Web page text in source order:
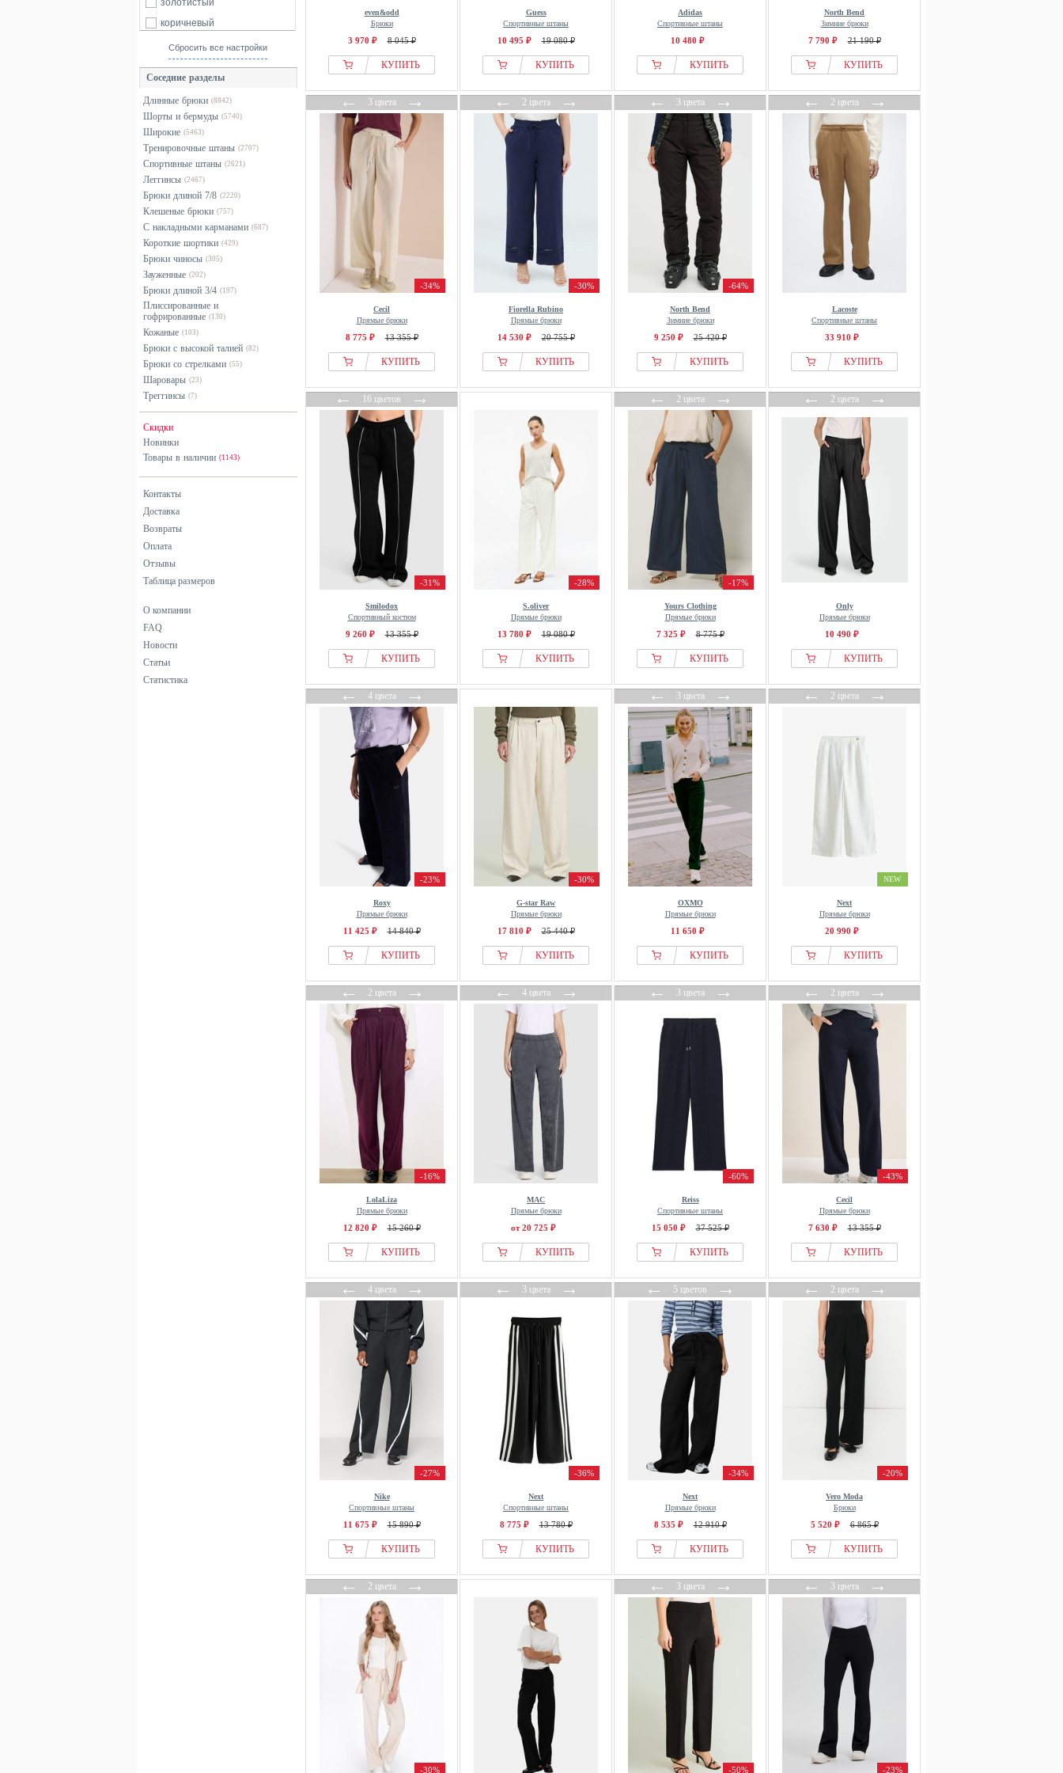
Another Cotton Lab
Antik Batik
Antoine et Lili
Apart
Apricot
ARKK Copenhagen
Armani Exchange
Armedangels
ASPESI
ATHLECIA
Attesa Maternity
B.ANGEL
B.Young
BALL
Balmohk
Barbour
Base Level
BAUM UND PFERDGARTEN
BDG Urban Outfitters
Bench
Benu
Bershka
Betty & Co
Betty Barclay
Billabong
BIZUU
Bjorn Borg
158 б/р
золотистый
коричневый
красный
разноцветный
розовый
серый
синий
хаки
черный
Сбросить все настройки
Соседние разделы
Длинные брюки (8842)
Шорты и бермуды (5740)
Широкие (5463)
Тренировочные штаны (2707)
Спортивные штаны (2621)
Леггинсы (2467)
Брюки длиной 7/8 (2220)
Клешеные брюки (757)
С накладными карманами (687)
Короткие шортики (429)
Брюки чиносы (305)
Зауженные (202)
Брюки длиной 3/4 (197)
Плиссированные и
гофрированные (130)
Кожаные (103)
Брюки с высокой талией (82)
Брюки со стрелками (55)
Шаровары (23)
Треггинсы (7)
Скидки
Новинки
Товары в наличии (1143)
Контакты
Доставка
Возвраты
Оплата
Отзывы
Таблица размеров
О компании
FAQ
Новости
Статьи
Статистика
even&odd
Брюки
3 970 ₽ 8 045 ₽
КУПИТЬ
Guess
Спортивные штаны
10 495 ₽ 19 080 ₽
КУПИТЬ
Adidas
Спортивные штаны
10 480 ₽
КУПИТЬ
North Bend
Зимние брюки
7 790 ₽ 21 190 ₽
КУПИТЬ
←3 цвета→
-34%
Cecil
Прямые брюки
8 775 ₽ 13 355 ₽
КУПИТЬ
←2 цвета→
-30%
Fiorella Rubino
Прямые брюки
14 530 ₽ 20 755 ₽
КУПИТЬ
←3 цвета→
-64%
North Bend
Зимние брюки
9 250 ₽ 25 420 ₽
КУПИТЬ
←2 цвета→
Lacoste
Спортивные штаны
33 910 ₽
КУПИТЬ
←16 цветов→
-31%
Smilodox
Спортивный костюм
9 260 ₽ 13 355 ₽
КУПИТЬ
-28%
S.oliver
Прямые брюки
13 780 ₽ 19 080 ₽
КУПИТЬ
←2 цвета→
-17%
Yours Clothing
Прямые брюки
7 325 ₽ 8 775 ₽
КУПИТЬ
←2 цвета→
Only
Прямые брюки
10 490 ₽
КУПИТЬ
←4 цвета→
-23%
Roxy
Прямые брюки
11 425 ₽ 14 840 ₽
КУПИТЬ
-30%
G-star Raw
Прямые брюки
17 810 ₽ 25 440 ₽
КУПИТЬ
←3 цвета→
OXMO
Прямые брюки
11 650 ₽
КУПИТЬ
←2 цвета→
NEW
Next
Прямые брюки
20 990 ₽
КУПИТЬ
←2 цвета→
-16%
LolaLiza
Прямые брюки
12 820 ₽ 15 260 ₽
КУПИТЬ
←4 цвета→
MAC
Прямые брюки
от 20 725 ₽
КУПИТЬ
←3 цвета→
-60%
Reiss
Спортивные штаны
15 050 ₽ 37 525 ₽
КУПИТЬ
←2 цвета→
-43%
Cecil
Прямые брюки
7 630 ₽ 13 355 ₽
КУПИТЬ
←4 цвета→
-27%
Nike
Спортивные штаны
11 675 ₽ 15 890 ₽
КУПИТЬ
←3 цвета→
-36%
Next
Спортивные штаны
8 775 ₽ 13 780 ₽
КУПИТЬ
←5 цветов→
-34%
Next
Прямые брюки
8 535 ₽ 12 910 ₽
КУПИТЬ
←2 цвета→
-20%
Vero Moda
Брюки
5 520 ₽ 6 865 ₽
КУПИТЬ
←2 цвета→
-30%
←3 цвета→
-50%
←3 цвета→
-23%